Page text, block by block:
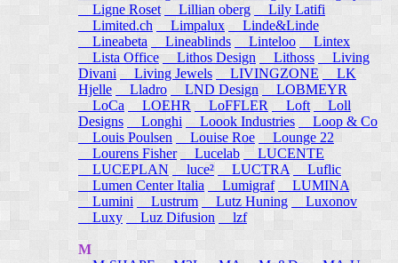
Ligne Roset
Lillian oberg
Lily Latifi
Limited.ch
Limpalux
Linde&Linde
Lineabeta
Lineablinds Linteloo
Lintex
Lista Office Lithos Design Lithoss
Living
Divani
Living Jewels LIVINGZONE
LK
Hjelle
Lladro LND Design
LOBMEYR
LoCa
LOEHR LoFFLER Loft
Loll
Designs
Longhi Loook Industries
Loop & Co
Louis Poulsen
Louise Roe
Lounge 22
Lourens Fisher
Lucelab
LUCENTE
LUCEPLAN
luce² LUCTRA
Luflic
Lumen Center Italia
Lumigraf
LUMINA
Lumini
Lustrum Lutz Huning
Luxonov
Luxy
Luz Difusion lzf
M